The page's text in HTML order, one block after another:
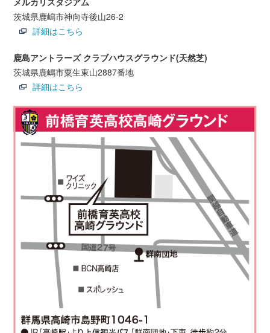
茨城県鹿嶋市神向寺後山26-2
詳細はこちら
鹿島アントラーズ クラブハウスグラウンド(天然芝)
茨城県鹿嶋市粟生東山2887番地
詳細はこちら